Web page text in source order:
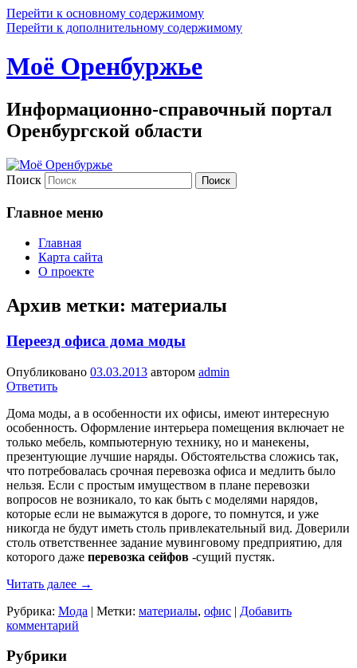
Перейти к основному содержимому
Перейти к дополнительному содержимому
Моё Оренбуржье
Информационно-справочный портал
Оренбургской области
Поиск
Главное меню
Главная
Карта сайта
О проекте
Архив метки: материалы
Переезд офиса дома моды
Опубликовано 03.03.2013 автором admin
Ответить
Дома моды, а в особенности их офисы, имеют интересную
особенность. Оформление интерьера помещения включает не
только мебель, компьютерную технику, но и манекены,
презентующие лучшие наряды. Обстоятельства сложись так,
что потребовалась срочная перевозка офиса и медлить было
нельзя. Если с простым имуществом в плане перевозки
вопросов не возникало, то как быть с моделями нарядов,
которые если не вымажутся в дороге, то помнутся, и уже
никогда не будут иметь столь привлекательный вид. Доверили
столь ответственнее задание мувинговому предприятию, для
которого даже перевозка сейфов -сущий пустяк.
Читать далее →
Рубрика: Мода | Метки: материалы, офис | Добавить
комментарий
Рубрики